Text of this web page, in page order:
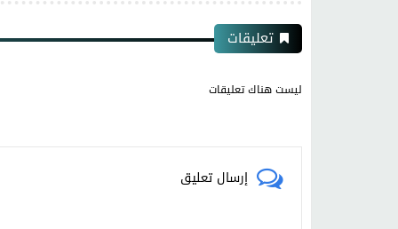
تعليقات
ليست هناك تعليقات
إرسال تعليق